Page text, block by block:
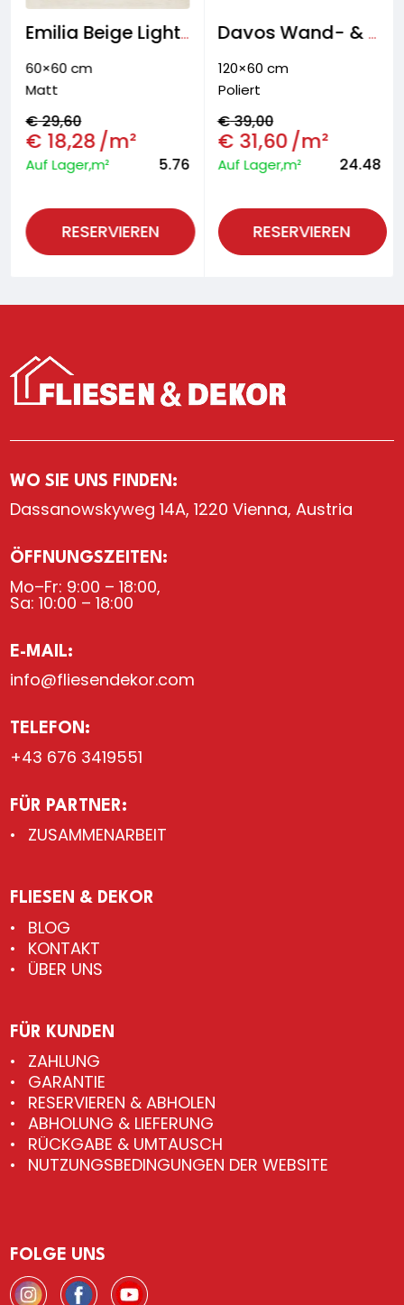
Emilia Beige Light Bodenfliese
60×60 cm
Matt
€29,60
€ 18,28/m²
Auf Lager,m² 5.76
RESERVIEREN
Davos Wand- & Bodenfliese
120×60 cm
Poliert
€39,00
€ 31,60/m²
Auf Lager,m² 24.48
RESERVIEREN
WO SIE UNS FINDEN:
Dassanowskyweg 14A, 1220 Vienna, Austria
ÖFFNUNGSZEITEN:
Mo–Fr: 9:00 – 18:00,
Sa: 10:00 – 18:00
E-MAIL:
info@fliesendekor.com
TELEFON:
+43 676 3419551
FÜR PARTNER:
ZUSAMMENARBEIT
FLIESEN & DEKOR
BLOG
KONTAKT
ÜBER UNS
FÜR KUNDEN
ZAHLUNG
GARANTIE
RESERVIEREN & ABHOLEN
ABHOLUNG & LIEFERUNG
RÜCKGABE & UMTAUSCH
NUTZUNGSBEDINGUNGEN DER WEBSITE
FOLGE UNS